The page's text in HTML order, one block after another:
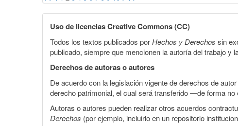
Uso de licencias Creative Commons (CC)
Todos los textos publicados porHechos y Derechos sin
publicado, siempre que mencionen la autoría del trabajo
Derechos de autoras o autores
De acuerdo con la legislación vigente de derechos de autor
derecho patrimonial, el cual será transferido —de forma
Autoras o autores pueden realizar otros acuerdos
Derechos (por ejemplo, incluirlo en un repositorio